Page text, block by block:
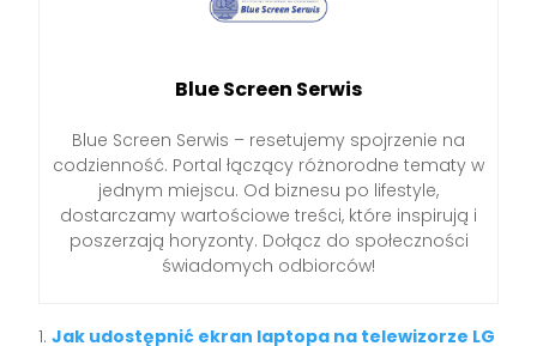
Blue Screen Serwis
Blue Screen Serwis – resetujemy spojrzenie na
codzienność. Portal łączący różnorodne tematy w
jednym miejscu. Od biznesu po lifestyle,
dostarczamy wartościowe treści, które inspirują i
poszerzają horyzonty. Dołącz do społeczności
świadomych odbiorców!
Jak udostępnić ekran laptopa na telewizorze LG